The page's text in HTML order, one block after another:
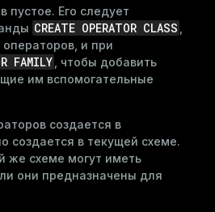
пустое. Его следует
CREATE OPERATOR CLASS
и при
FAMILY
, чтобы добавить
им вспомогательные
создается в
создается в текущей схеме.
же схеме могут иметь
они предназначены для